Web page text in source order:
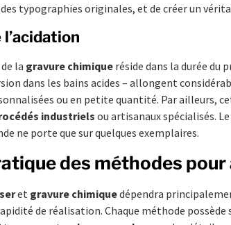
typographies originales, et de créer un
la gravure chimique réside dans la durée du
dans les bains acides – allongent
ou en petite quantité. Par ailleurs,
industriels ou artisanaux spécialisés. Le
ne porte que sur quelques exemplaires.
des méthodes pour
et gravure chimiquedépendra
de réalisation. Chaque méthode